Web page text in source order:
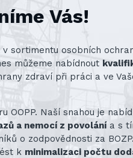
Vás!
sortimentu osobních
můžeme nabídnout
zdraví při práci a ve
Naší snahou je
a nemocí z povolánía s
o zodpovědnosti za
k minimalizaci počtu